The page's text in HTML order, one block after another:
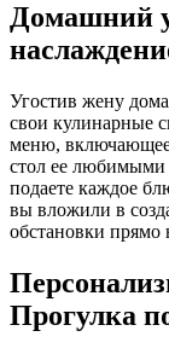
Домашний
Угостив жену
свои кулинарные
меню, включающее
стол ее любимыми
подаете каждое
вы вложили в
обстановки прямо
Прогулка